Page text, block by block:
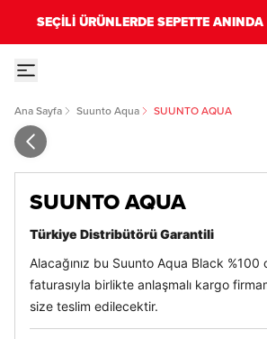
SEÇİLİ ÜRÜNLERDE SEPETTE
Ana Sayfa Suunto Aqua SUUNTO AQUA
SUUNTO AQUA
Türkiye Distribütörü Garantili
Alacağınız bu Suunto Aqua Black %100
faturasıyla birlikte anlaşmalı kargo
size teslim edilecektir.